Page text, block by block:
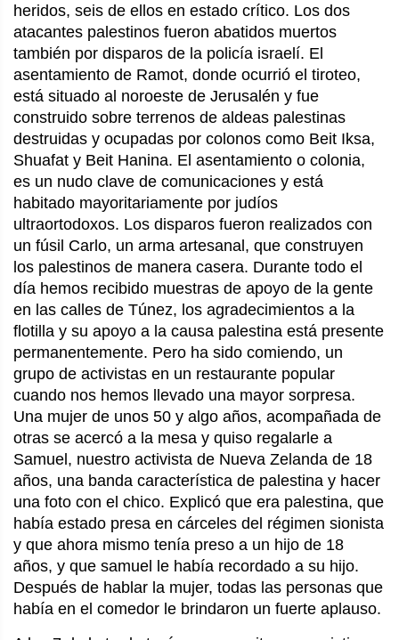
heridos, seis de ellos en estado crítico. Los dos
atacantes palestinos fueron abatidos muertos
también por disparos de la policía israelí. El
asentamiento de Ramot, donde ocurrió el tiroteo,
está situado al noroeste de Jerusalén y fue
construido sobre terrenos de aldeas palestinas
destruidas y ocupadas por colonos como Beit Iksa,
Shuafat y Beit Hanina. El asentamiento o colonia,
es un nudo clave de comunicaciones y está
habitado mayoritariamente por judíos
ultraortodoxos. Los disparos fueron realizados con
un fúsil Carlo, un arma artesanal, que construyen
los palestinos de manera casera. Durante todo el
día hemos recibido muestras de apoyo de la gente
en las calles de Túnez, los agradecimientos a la
flotilla y su apoyo a la causa palestina está presente
permanentemente. Pero ha sido comiendo, un
grupo de activistas en un restaurante popular
cuando nos hemos llevado una mayor sorpresa.
Una mujer de unos 50 y algo años, acompañada de
otras se acercó a la mesa y quiso regalarle a
Samuel, nuestro activista de Nueva Zelanda de 18
años, una banda característica de palestina y hacer
una foto con el chico. Explicó que era palestina, que
había estado presa en cárceles del régimen sionista
y que ahora mismo tenía preso a un hijo de 18
años, y que samuel le había recordado a su hijo.
Después de hablar la mujer, todas las personas que
había en el comedor le brindaron un fuerte aplauso.